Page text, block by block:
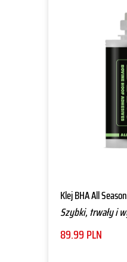
Klej BHA All
Szybki, trwały i
89.99PLN